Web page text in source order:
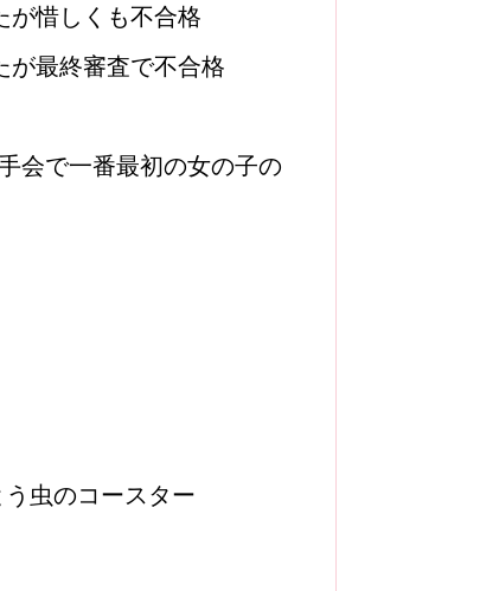
が惜しくも不合格
が最終審査で不合格
会で一番最初の女の子の
虫のコースター